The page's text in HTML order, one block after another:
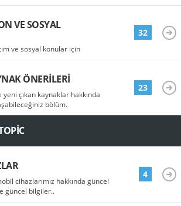
VE SOSYAL
ve sosyal konular için
32
ÖNERILERI
çıkan kaynaklar hakkında
bölüm.
23
cihazlarımız hakkında güncel
güncel bilgiler..
4